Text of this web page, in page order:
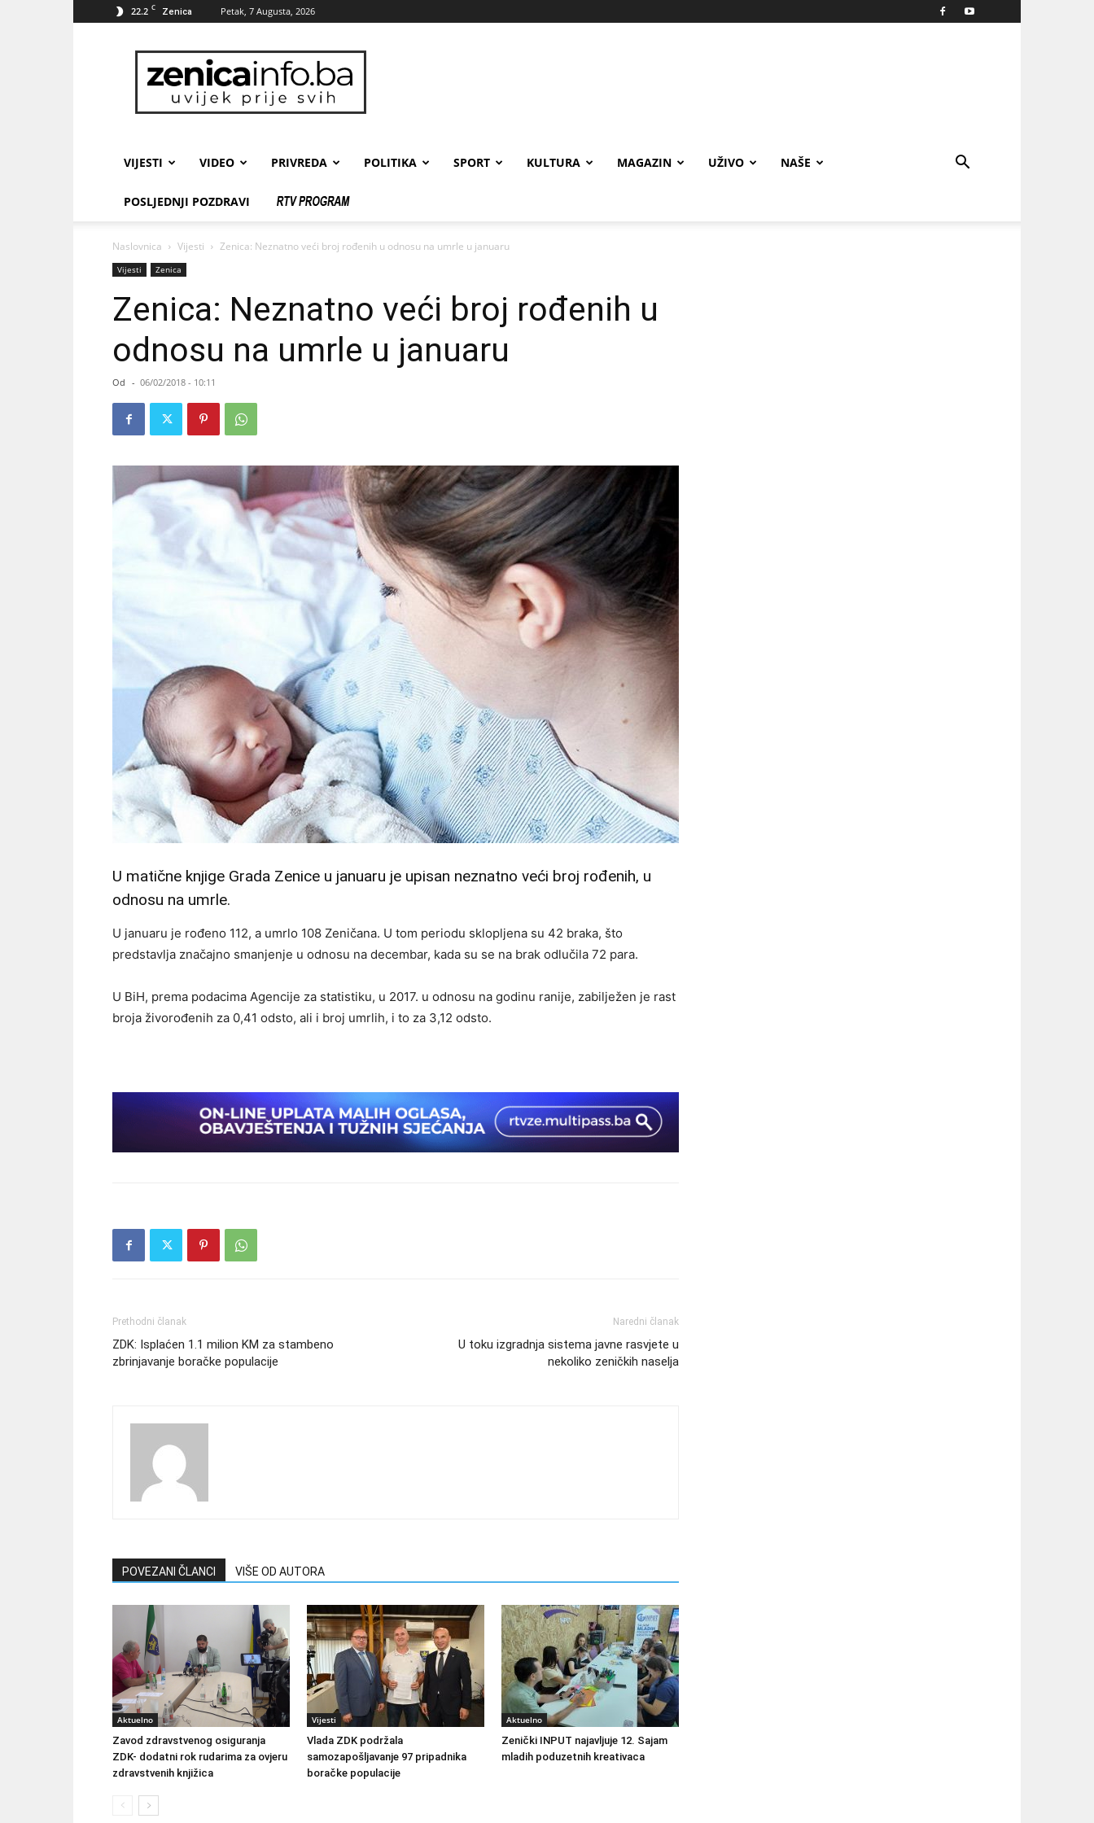
22.2 C Zenica Petak, 7 Augusta, 2026
zenicainfo.ba
VIJESTI VIDEO PRIVREDA POLITIKA SPORT KULTURA MAGAZIN UŽIVO NAŠE
POSLJEDNJI POZDRAVI
Naslovnica Vijesti Zenica: Neznatno veći broj rođenih u odnosu na umrle u januaru
Vijesti Zenica
Zenica: Neznatno veći broj rođenih u
odnosu na umrle u januaru
Od - 06/02/2018 - 10:11
U matične knjige Grada Zenice u januaru je upisan neznatno veći broj rođenih, u
odnosu na umrle.
U januaru je rođeno 112, a umrlo 108 Zeničana. U tom periodu sklopljena su 42 braka, što
predstavlja značajno smanjenje u odnosu na decembar, kada su se na brak odlučila 72 para.
U BiH, prema podacima Agencije za statistiku, u 2017. u odnosu na godinu ranije, zabilježen je rast
broja živorođenih za 0,41 odsto, ali i broj umrlih, i to za 3,12 odsto.
Prethodni članak
ZDK: Isplaćen 1.1 milion KM za stambeno
zbrinjavanje boračke populacije
Naredni članak
U toku izgradnja sistema javne rasvjete u
nekoliko zeničkih naselja
POVEZANI ČLANCI VIŠE OD AUTORA
Aktuelno
Zavod zdravstvenog osiguranja
ZDK- dodatni rok rudarima za ovjeru
zdravstvenih knjižica
Vijesti
Vlada ZDK podržala
samozapošljavanje 97 pripadnika
boračke populacije
Aktuelno
Zenički INPUT najavljuje 12. Sajam
mladih poduzetnih kreativaca